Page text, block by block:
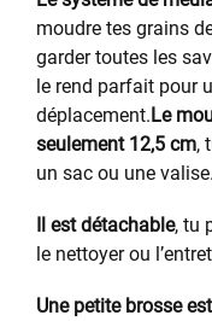
moudre tes grains
garder toutes les
le rend parfait pour
déplacement.Le
seulement 12,5 cm,
un sac ou une valise.
Il est détachable, tu
le nettoyer ou
Une petite brosse